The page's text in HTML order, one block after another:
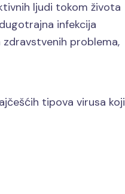
ljudi tokom života
infekcija
problema,
tipova virusa koji